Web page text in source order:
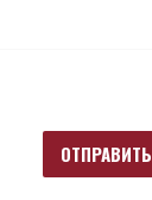
ОТПРАВИТЬ